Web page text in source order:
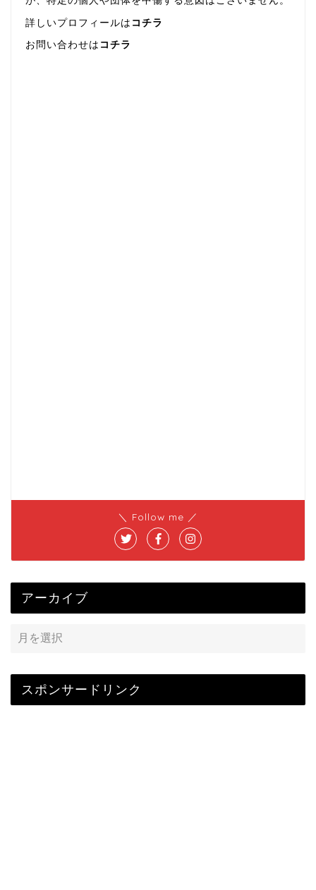
詳しいプロフィールは コチラ
お問い合わせは コチラ
＼ Follow me ／
アーカイブ
スポンサードリンク